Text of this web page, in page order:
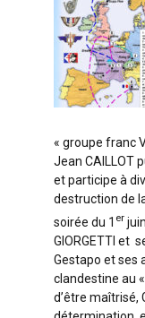
« groupe franc
Jean CAILLOT
et participe à
destruction de
soirée du 1 er
GIORGETTI et
Gestapo et ses
clandestine au
d’être maîtrisé,